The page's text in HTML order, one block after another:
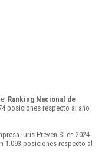
Ranking Nacional de
posiciones respecto al año
Iuris Preven Sl en 2024
1.093 posiciones respecto al